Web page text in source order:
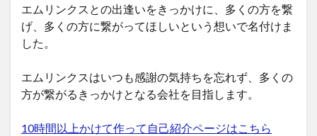
エムリンクスとの出逢いをきっかけに、多くの方を繋
げ、多くの方に繋がってほしいという想いで名付けま
した。
エムリンクスはいつも感謝の気持ちを忘れず、多くの
方が繋がるきっかけとなる会社を目指します。
10時間以上かけて作って自己紹介ページはこちら